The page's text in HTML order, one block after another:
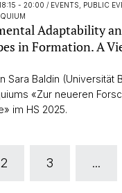
- 20:00 / EVENTS, PUBLIC
Adaptability
in Formation. A
Sara Baldin (Universität
«Zur neueren
im HS 2025.
2 3 ...